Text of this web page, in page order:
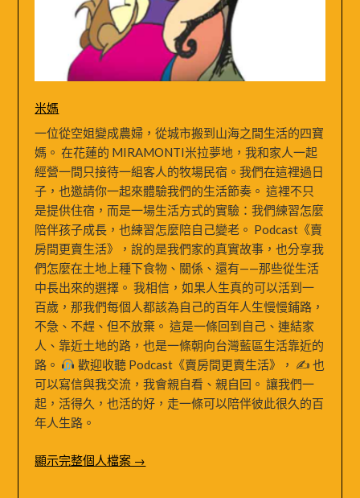
米媽
一位從空姐變成農婦，從城市搬到山海之間生活的四寶
媽。 在花蓮的 MIRAMONTI米拉夢地，我和家人一起
經營一間只接待一組客人的牧場民宿。我們在這裡過日
子，也邀請你一起來體驗我們的生活節奏。 這裡不只
是提供住宿，而是一場生活方式的實驗：我們練習怎麼
陪伴孩子成長，也練習怎麼陪自己變老。 Podcast《賣
房間更賣生活》，說的是我們家的真實故事，也分享我
們怎麼在土地上種下食物、關係、還有——那些從生活
中長出來的選擇。 我相信，如果人生真的可以活到一
百歲，那我們每個人都該為自己的百年人生慢慢鋪路，
不急、不趕、但不放棄。 這是一條回到自己、連結家
人、靠近土地的路，也是一條朝向台灣藍區生活靠近的
路。
歡迎收聽 Podcast《賣房間更賣生活》， ✍ 也
可以寫信與我交流，我會親自看、親自回。 讓我們一
起，活得久，也活的好，走一條可以陪伴彼此很久的百
年人生路。
顯示完整個人檔案 →